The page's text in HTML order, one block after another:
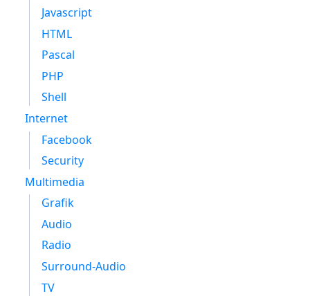
Javascript
HTML
Pascal
PHP
Shell
Internet
Facebook
Security
Multimedia
Grafik
Audio
Radio
Surround-Audio
TV